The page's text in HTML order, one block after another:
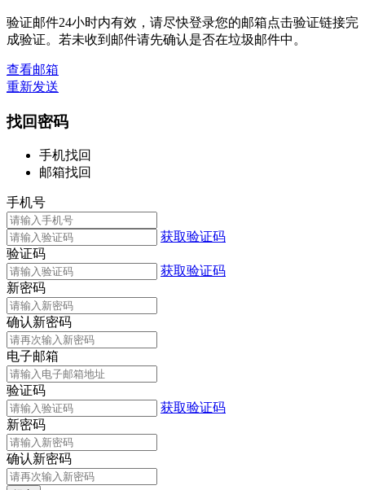
验证邮件24小时内有效，请尽快登录您的邮箱点击验证链接完
成验证。若未收到邮件请先确认是否在垃圾邮件中。
查看邮箱
重新发送
找回密码
手机找回
邮箱找回
手机号
获取验证码
验证码
获取验证码
新密码
确认新密码
电子邮箱
验证码
获取验证码
新密码
确认新密码